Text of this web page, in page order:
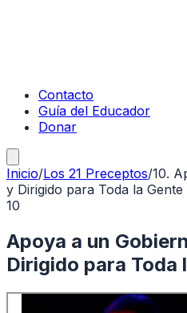
Contacto
Guía del Educador
Donar
Inicio/Los 21 Preceptos/10.
y Dirigido para Toda la Gente
10
Apoya a un
Dirigido para Toda